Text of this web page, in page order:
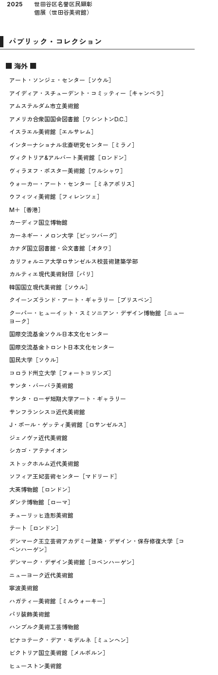
2025
世田谷区名誉区民顕彰
個展（世田谷美術館）
パブリック・コレクション
■ 海外 ■
アート・ソンジェ・センター［ソウル］
アイディア・スチューデント・コミッティー［キャンベラ］
アムステルダム市立美術館
アメリカ合衆国国会図書館［ワシントンD.C.］
イスラエル美術館［エルサレム］
インターナショナル北斎研究センター［ミラノ］
ヴィクトリア&アルバート美術館［ロンドン］
ヴィラヌフ・ポスター美術館［ワルシャワ］
ウォーカー・アート・センター［ミネアポリス］
ウフィツィ美術館［フィレンツェ］
M＋［香港］
カーディフ国立博物館
カーネギー・メロン大学［ピッツバーグ］
カナダ国立図書館・公文書館［オタワ］
カリフォルニア大学ロサンゼルス校芸術建築学部
カルティエ現代美術財団［パリ］
韓国国立現代美術館［ソウル］
クイーンズランド・アート・ギャラリー［ブリスベン］
クーパー・ヒューイット・スミソニアン・デザイン博物館［ニュー
ヨーク］
国際交流基金ソウル日本文化センター
国際交流基金トロント日本文化センター
国民大学［ソウル］
コロラド州立大学［フォートコリンズ］
サンタ・バーバラ美術館
サンタ・ローザ短期大学アート・ギャラリー
サンフランシスコ近代美術館
J・ポール・ゲッティ美術館［ロサンゼルス］
ジェノヴァ近代美術館
シカゴ・アテナイオン
ストックホルム近代美術館
ソフィア王妃芸術センター［マドリード］
大英博物館［ロンドン］
ダンテ博物館［ローマ］
チューリッヒ造形美術館
テート［ロンドン］
デンマーク王立芸術アカデミー建築・デザイン・保存修復大学［コ
ペンハーゲン］
デンマーク・デザイン美術館［コペンハーゲン］
ニューヨーク近代美術館
寧波美術館
ハガティー美術館［ミルウォーキー］
パリ装飾美術館
ハンブルク美術工芸博物館
ピナコテーク・デア・モデルネ［ミュンヘン］
ビクトリア国立美術館［メルボルン］
ヒューストン美術館